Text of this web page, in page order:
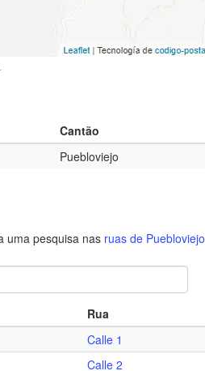
Cantão
Puebloviejo
uma pesquisa nas ruas de Puebloviejo
Rua
Calle 1
Calle 2